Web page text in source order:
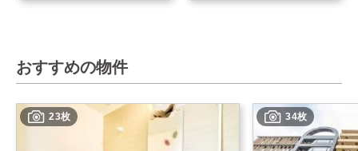
おすすめの物件
23枚 34枚